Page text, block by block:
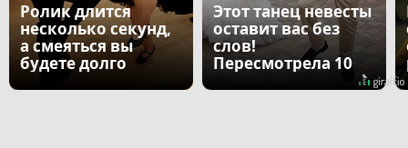
Ролик длится
несколько секунд,
а смеяться вы
будете долго
Этот танец невесты
оставит вас без
слов!
Пересмотрела 10